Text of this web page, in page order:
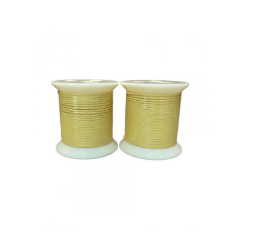
Fios de cobre isolados por esmalte
Fios magnéticos de esmalte
de aço inoxidável